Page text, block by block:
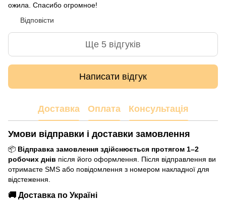
ожила. Спасибо огромное!
Відповісти
Ще 5 відгуків
Написати відгук
Доставка Оплата Консультація
Умови відправки і доставки замовлення
📦 Відправка замовлення здійснюється протягом 1–2
робочих днів після його оформлення. Після відправлення ви
отримаєте SMS або повідомлення з номером накладної для
відстеження.
🚚 Доставка по Україні